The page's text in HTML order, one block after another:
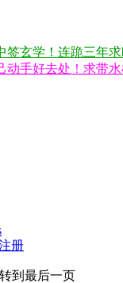
签玄学！连跪三年求
动手好去处！求带水
册
到最后一页